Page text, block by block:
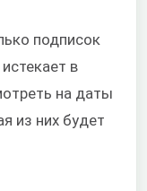
подписок
в
на даты
из них будет